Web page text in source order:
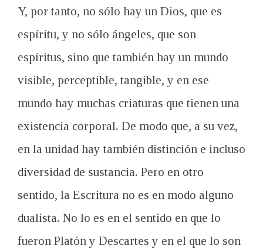
Y, por tanto, no sólo hay un Dios, que es
espíritu, y no sólo ángeles, que son
espíritus, sino que también hay un mundo
visible, perceptible, tangible, y en ese
mundo hay muchas criaturas que tienen una
existencia corporal. De modo que, a su vez,
en la unidad hay también distinción e incluso
diversidad de sustancia. Pero en otro
sentido, la Escritura no es en modo alguno
dualista. No lo es en el sentido en que lo
fueron Platón y Descartes y en el que lo son